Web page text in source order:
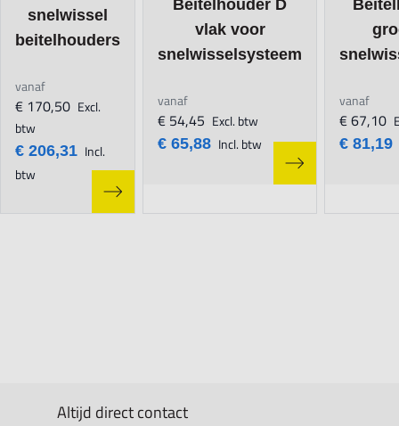
snelwissel
beitelhouders
vanaf
€ 206,31 Incl.
btw
€ 170,50 Excl.
btw
Beitelhouder D
vlak voor
snelwisselsysteem
vanaf
€ 65,88 Incl. btw
€ 54,45 Excl. btw
vanaf
€ 81,19
€ 67,10
Altijd direct contact